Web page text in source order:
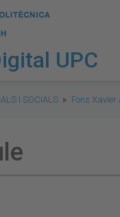
UPC
I SOCIALS Fons